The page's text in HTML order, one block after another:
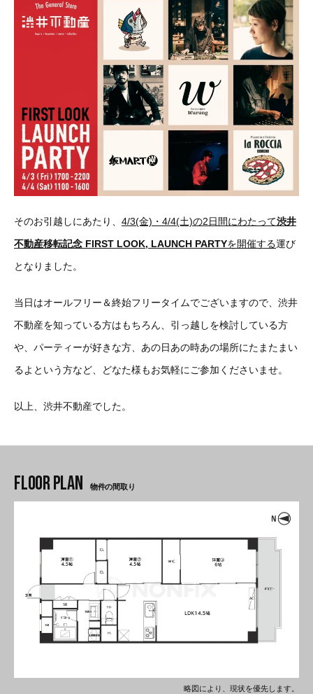
そのお引越しにあたり、 4/3(金)・4/4(土)の2日間にわたって渋井
不動産移転記念 FIRST LOOK, LAUNCH PARTYを開催する運び
となりました。
当日はオールフリー＆終始フリータイムでございますので、渋井
不動産を知っている方はもちろん、引っ越しを検討している方
や、パーティーが好きな方、あの日あの時あの場所にたまたまい
るよという方など、どなた様もお気軽にご参加くださいませ。
以上、渋井不動産でした。
物件の間取り
略図により、現状を優先します。